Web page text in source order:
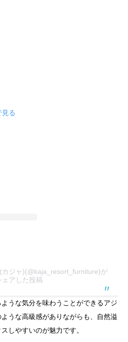
る
ジャ)(@kaja_resort_furniture)が
ェアした投稿
うな気分を味わうことができるアジ
うな高級感がありながらも、自然溢
しやすいのが魅力です。